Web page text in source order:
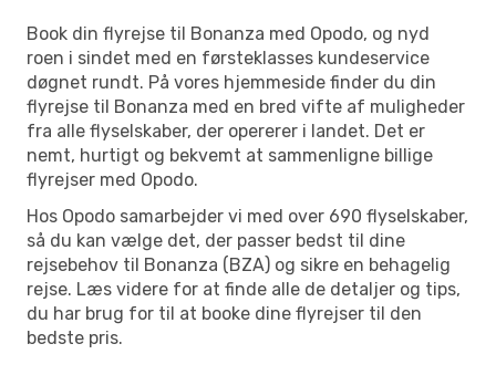
Book din flyrejse til Bonanza med Opodo, og nyd
roen i sindet med en førsteklasses kundeservice
døgnet rundt. På vores hjemmeside finder du din
flyrejse til Bonanza med en bred vifte af muligheder
fra alle flyselskaber, der opererer i landet. Det er
nemt, hurtigt og bekvemt at sammenligne billige
flyrejser med Opodo.
Hos Opodo samarbejder vi med over 690 flyselskaber,
så du kan vælge det, der passer bedst til dine
rejsebehov til Bonanza (BZA) og sikre en behagelig
rejse. Læs videre for at finde alle de detaljer og tips,
du har brug for til at booke dine flyrejser til den
bedste pris.